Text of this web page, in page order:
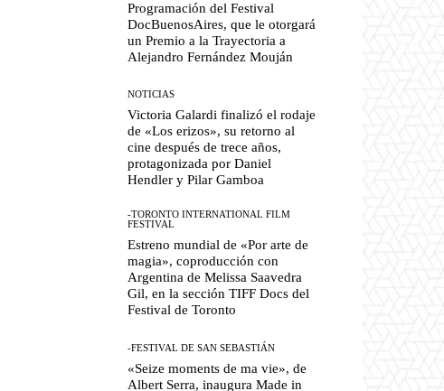
Programación del Festival
DocBuenosAires, que le otorgará
un Premio a la Trayectoria a
Alejandro Fernández Mouján
NOTICIAS
Victoria Galardi finalizó el rodaje
de «Los erizos», su retorno al
cine después de trece años,
protagonizada por Daniel
Hendler y Pilar Gamboa
-TORONTO INTERNATIONAL FILM
FESTIVAL
Estreno mundial de «Por arte de
magia», coproducción con
Argentina de Melissa Saavedra
Gil, en la sección TIFF Docs del
Festival de Toronto
-FESTIVAL DE SAN SEBASTIÁN
«Seize moments de ma vie», de
Albert Serra, inaugura Made in